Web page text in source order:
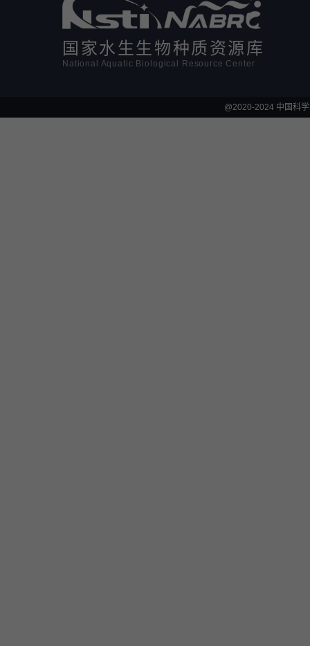
显微注射
国家水生生物种质资源库
National Aquatic Biological Resource Center
@2020-2024 中国科